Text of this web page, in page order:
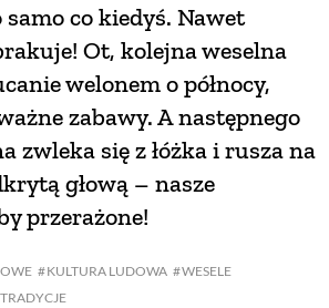
KULTURA LUDOWA
WESELE
TRADYCJE
co kiedyś. Nawet
Ot, kolejna weselna
welonem o północy,
zabawy. A następnego
zwleka się z łóżka i rusza na
głową – nasze
przerażone!